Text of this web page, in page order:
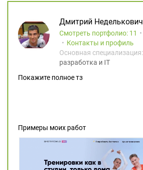
Дмитрий Неделькович
Смотреть портфолио: 11
Контакты и профиль
Основная специализация:
разработка и IT
Покажите полное тз
Примеры моих работ